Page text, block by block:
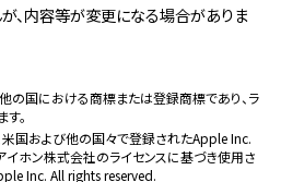
。
イホン株式会社のライセンスに基づき使用さ
Inc. All rights reserved.